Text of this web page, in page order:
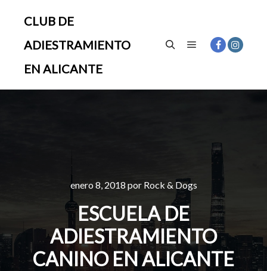
CLUB DE
ADIESTRAMIENTO
EN ALICANTE
enero 8, 2018por Rock & Dogs
ESCUELA DE
ADIESTRAMIENTO
CANINO EN ALICANTE